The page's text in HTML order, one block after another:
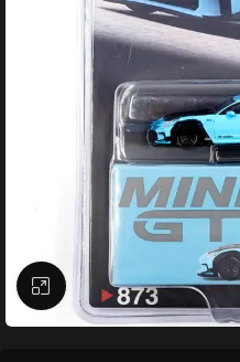
Büyütmek için tıklayın